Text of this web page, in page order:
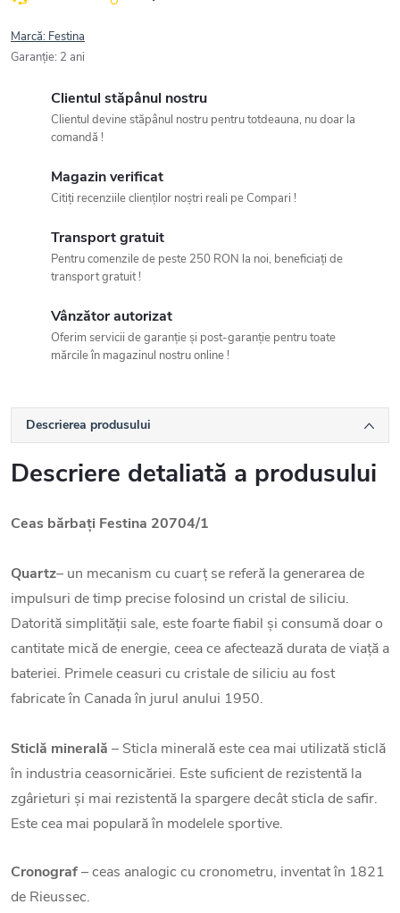
Marcă: Festina
Garanţie: 2 ani
Clientul stăpânul nostru
Clientul devine stăpânul nostru pentru totdeauna, nu doar la
comandă !
Magazin verificat
Citiți recenziile clienților noștri reali pe Compari !
Transport gratuit
Pentru comenzile de peste 250 RON la noi, beneficiați de
transport gratuit !
Vânzător autorizat
Oferim servicii de garanție și post-garanție pentru toate
mărcile în magazinul nostru online !
Descrierea produsului
Descriere detaliată a produsului
Ceas bărbați Festina 20704/1
Quartz– un mecanism cu cuarț se referă la generarea de
impulsuri de timp precise folosind un cristal de siliciu.
Datorită simplității sale, este foarte fiabil și consumă doar o
cantitate mică de energie, ceea ce afectează durata de viață a
bateriei. Primele ceasuri cu cristale de siliciu au fost
fabricate în Canada în jurul anului 1950.
Sticlă minerală – Sticla minerală este cea mai utilizată sticlă
în industria ceasornicăriei. Este suficient de rezistentă la
zgârieturi și mai rezistentă la spargere decât sticla de safir.
Este cea mai populară în modelele sportive.
Cronograf– ceas analogic cu cronometru, inventat în 1821
de Rieussec.